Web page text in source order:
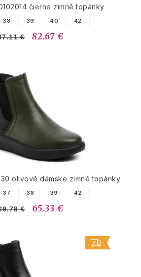
čierne zimné topánky
38 39 40 42
€ 82.67 €
olivové dámske zimné topánky
37 38 39 42
€ 65.33 €